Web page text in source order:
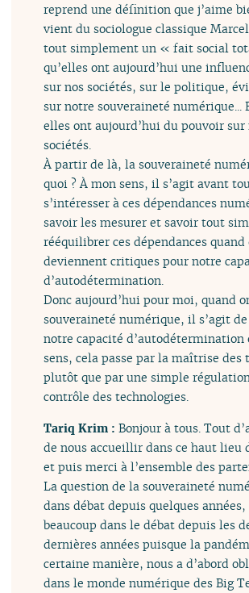
reprend une définition que j’aime
vient du sociologue classique
tout simplement un « fait social
qu’elles ont aujourd’hui une
sur nos sociétés, sur le politique,
sur notre souveraineté numérique...
elles ont aujourd’hui du pouvoir sur
sociétés.
À partir de là, la souveraineté
quoi ? À mon sens, il s’agit avant
s’intéresser à ces dépendances
savoir les mesurer et savoir tout
rééquilibrer ces dépendances quand
deviennent critiques pour notre
d’autodétermination.
Donc aujourd’hui pour moi, quand
souveraineté numérique, il s’agit
notre capacité d’autodétermination
sens, cela passe par la maîtrise des
plutôt que par une simple
contrôle des technologies.
Tariq Krim :Bonjour à tous. Tout
de nous accueillir dans ce haut lieu
et puis merci à l’ensemble des
La question de la souveraineté
dans débat depuis quelques
beaucoup dans le débat depuis les
dernières années puisque la
certaine manière, nous a d’abord
dans le monde numérique des Big